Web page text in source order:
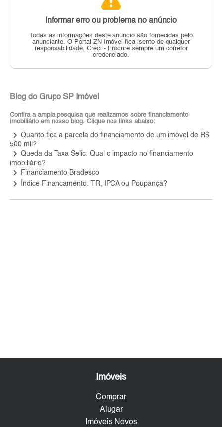
Informar erro ou problema no anúncio
Todas as informações deste anúncio são fornecidas pelo
anunciante. O Portal ZN Imóvel fica isento de qualquer
responsabilidade. Creci - Procure sempre um corretor
credenciado.
Blog do Grupo SP Imóvel
Confira a ampla pesquisa que realizamos sobre financiamento
imobiliário em nosso blog. Clique nos links abaixo:
keyboard_arrow_right Quanto fica a parcela do financiamento de um imóvel de R$
500 mil?
keyboard_arrow_right Queda da Taxa Selic: Qual o impacto no financiamento
imobiliário?
keyboard_arrow_right Financiamento Bradesco
keyboard_arrow_right Índice Financamento: TR, IPCA ou Poupança?
Imóveis
Comprar
Alugar
Imóveis Novos